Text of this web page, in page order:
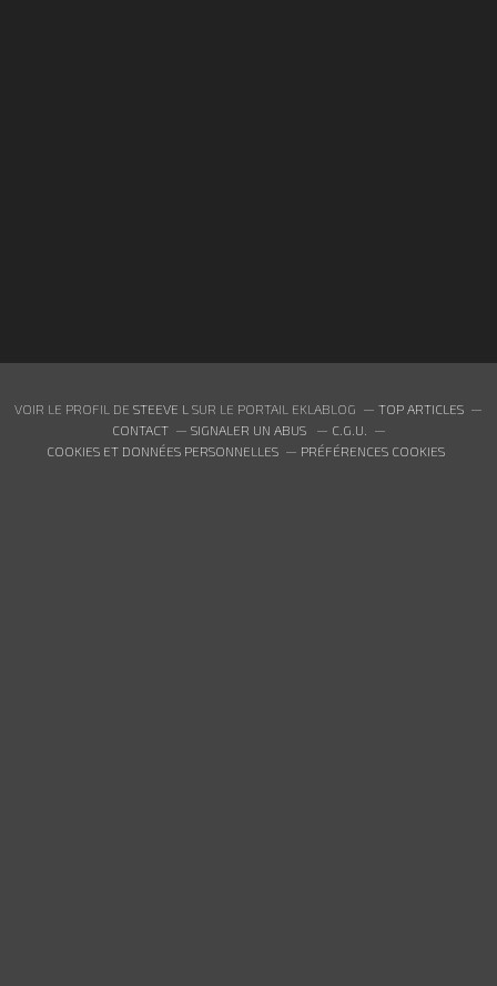
VOIR LE PROFIL DE STEEVE L SUR LE PORTAIL EKLABLOG
TOP ARTICLES
CONTACT
SIGNALER UN ABUS
C.G.U.
COOKIES ET DONNÉES PERSONNELLES
PRÉFÉRENCES COOKIES